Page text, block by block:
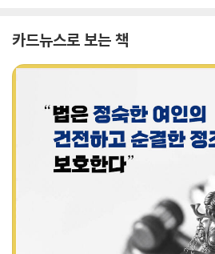
카드뉴스로 보는 책